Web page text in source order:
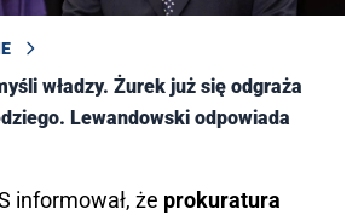
władzy. Żurek już się odgraża
Lewandowski odpowiada
informował, że prokuratura